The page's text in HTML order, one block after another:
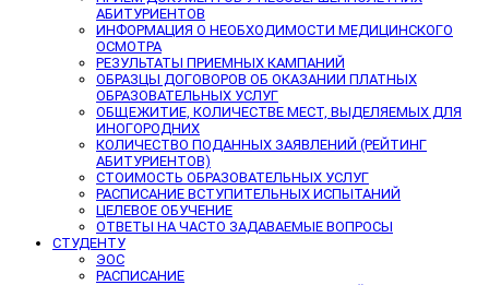
АБИТУРИЕНТОВ
ИНФОРМАЦИЯ О НЕОБХОДИМОСТИ МЕДИЦИНСКОГО
ОСМОТРА
РЕЗУЛЬТАТЫ ПРИЕМНЫХ КАМПАНИЙ
ОБРАЗЦЫ ДОГОВОРОВ ОБ ОКАЗАНИИ ПЛАТНЫХ
ОБРАЗОВАТЕЛЬНЫХ УСЛУГ
ОБЩЕЖИТИЕ, КОЛИЧЕСТВЕ МЕСТ, ВЫДЕЛЯЕМЫХ ДЛЯ
ИНОГОРОДНИХ
КОЛИЧЕСТВО ПОДАННЫХ ЗАЯВЛЕНИЙ (РЕЙТИНГ
АБИТУРИЕНТОВ)
СТОИМОСТЬ ОБРАЗОВАТЕЛЬНЫХ УСЛУГ
РАСПИСАНИЕ ВСТУПИТЕЛЬНЫХ ИСПЫТАНИЙ
ЦЕЛЕВОЕ ОБУЧЕНИЕ
ОТВЕТЫ НА ЧАСТО ЗАДАВАЕМЫЕ ВОПРОСЫ
СТУДЕНТУ
ЭОС
РАСПИСАНИЕ